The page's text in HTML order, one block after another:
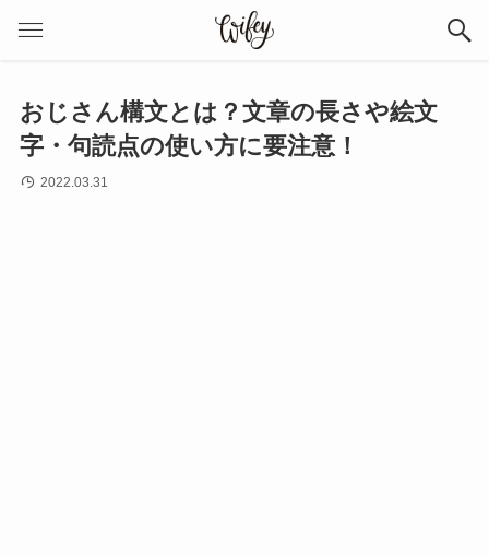
おじさん構文とは？文章の長さや絵文
字・句読点の使い方に要注意！
2022.03.31